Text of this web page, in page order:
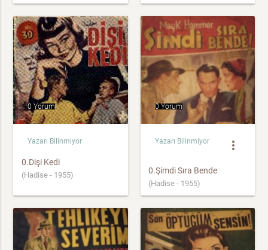
0 Yorum
Yazarı Bilinmiyor
0.Dişi Kedi
(Hadise - 1955)
0 Yorum
Yazarı Bilinmiyor more_vert
0.Şimdi Sıra Bende
(Hadise - 1955)